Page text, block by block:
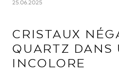
25.06.2025
CRISTAUX
QUARTZ DANS
INCOLORE